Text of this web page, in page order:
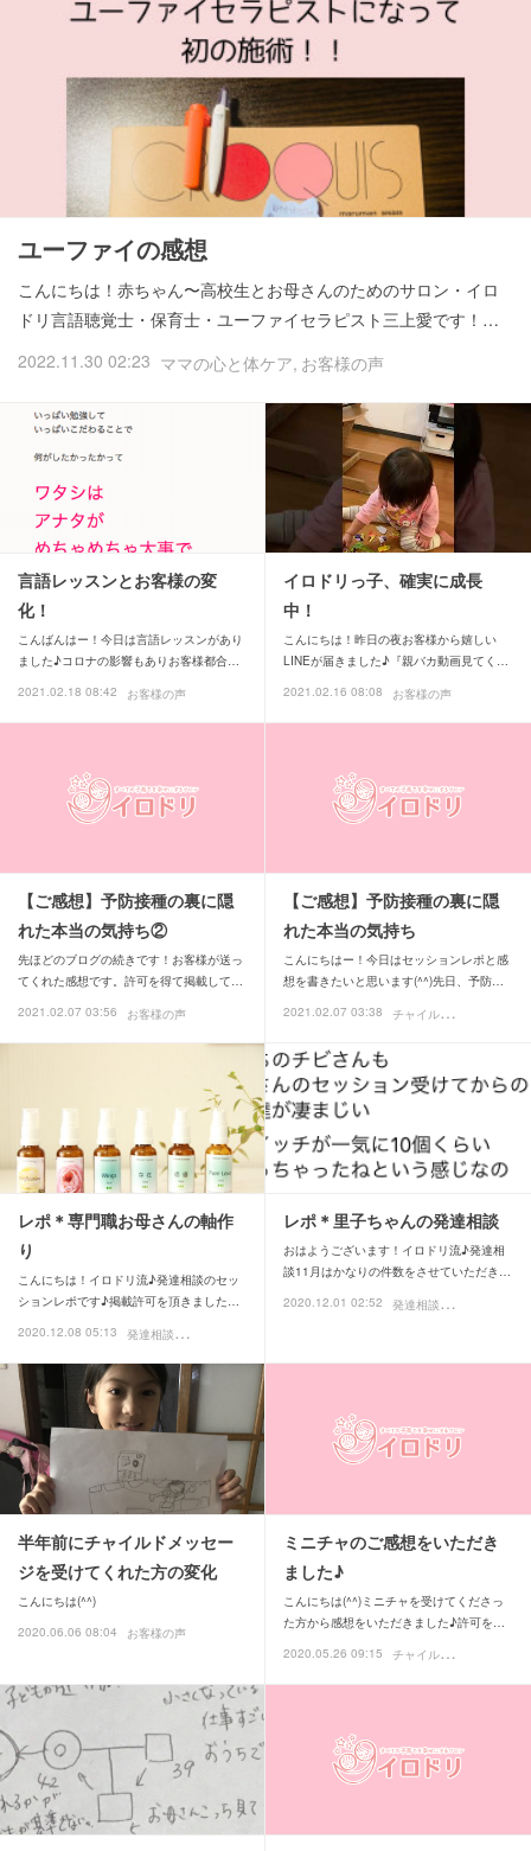
ユーファイの感想
こんにちは！赤ちゃん〜高校生とお母さんのためのサロン・イロ
ドリ言語聴覚士・保育士・ユーファイセラピスト三上愛です！…
2022.11.30 02:23 ママの心と体ケア お客様の声
言語レッスンとお客様の変
化！
こんばんはー！今日は言語レッスンがあり
ました♪コロナの影響もありお客様都合…
2021.02.18 08:42
お客様の声
イロドリっ子、確実に成長
中！
こんにちは！昨日の夜お客様から嬉しい
LINEが届きました♪『親バカ動画見てく…
2021.02.16 08:08
お客様の声
【ご感想】予防接種の裏に隠
れた本当の気持ち②
先ほどのブログの続きです！お客様が送っ
てくれた感想です。許可を得て掲載して…
2021.02.07 03:56
お客様の声
【ご感想】予防接種の裏に隠
れた本当の気持ち
こんにちはー！今日はセッションレポと感
想を書きたいと思います(^^)先日、予防…
2021.02.07 03:38
チ
ャイルドメッセージ
レポ＊専門職お母さんの軸作
り
こんにちは！イロドリ流♪発達相談のセッ
ションレポです♪掲載許可を頂きました…
2020.12.08 05:13
発
達相談お客様の声
レポ＊里子ちゃんの発達相談
おはようございます！イロドリ流♪発達相
談11月はかなりの件数をさせていただき…
2020.12.01 02:52
発
達相談お客様の声
半年前にチャイルドメッセー
ジを受けてくれた方の変化
こんにちは(^^)
2020.06.06 08:04
お客様の声
ミニチャのご感想をいただき
ました♪
こんにちは(^^)ミニチャを受けてくださっ
た方から感想をいただきました♪許可を…
2020.05.26 09:15
チ
ャイルドメッセージ